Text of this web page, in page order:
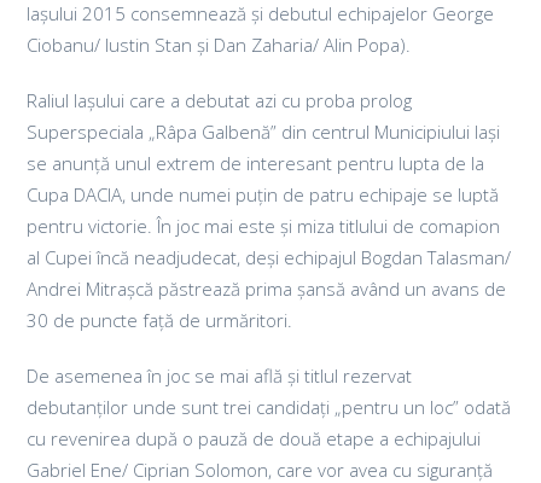
Iașului 2015 consemnează și debutul echipajelor George
Ciobanu/ Iustin Stan și Dan Zaharia/ Alin Popa).
Raliul Iașului care a debutat azi cu proba prolog
Superspeciala „Râpa Galbenă” din centrul Municipiului Iași
se anunță unul extrem de interesant pentru lupta de la
Cupa DACIA, unde numei puțin de patru echipaje se luptă
pentru victorie. În joc mai este și miza titlului de comapion
al Cupei încă neadjudecat, deși echipajul Bogdan Talasman/
Andrei Mitrașcă păstrează prima șansă având un avans de
30 de puncte față de urmăritori.
De asemenea în joc se mai află și titlul rezervat
debutanților unde sunt trei candidați „pentru un loc” odată
cu revenirea după o pauză de două etape a echipajului
Gabriel Ene/ Ciprian Solomon, care vor avea cu siguranță